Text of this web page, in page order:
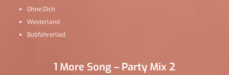
Ohne Dich
Westerland
Bobfahrerlied
1 More Song – Party Mix 2